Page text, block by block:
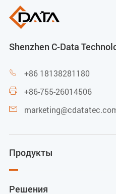
Shenzhen C-Data
 +86 18138281180
 +86-755-26014506

Продукты
Решения